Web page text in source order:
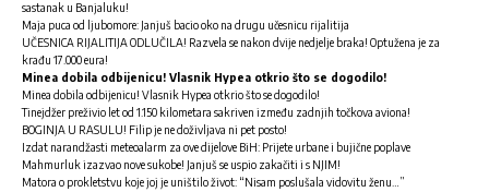
sastanak u Banjaluku!
Maja puca od ljubomore: Janjuš bacio oko na drugu učesnicu rijalitija
UČESNICA RIJALITIJA ODLUČILA! Razvela se nakon dvije nedjelje braka! Optužena je za
krađu 17.000 eura!
Minea dobila odbijenicu! Vlasnik Hypea otkrio što se dogodilo!
Minea dobila odbijenicu! Vlasnik Hypea otkrio što se dogodilo!
Tinejdžer preživio let od 1.150 kilometara sakriven između zadnjih točkova aviona!
BOGINJA U RASULU! Filip je ne doživljava ni pet posto!
Izdat narandžasti meteoalarm za ove dijelove BiH: Prijete urbane i bujične poplave
Mahmurluk izazvao nove sukobe! Janjuš se uspio zakačiti i s NJIM!
Matora o prokletstvu koje joj je uništilo život: “Nisam poslušala vidovitu ženu…”